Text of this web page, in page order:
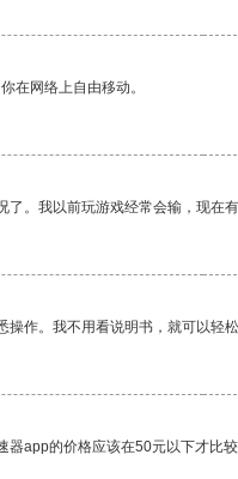
在网络上自由移动。
。我以前玩游戏经常会输，现在
作。我不用看说明书，就可以轻松
app的价格应该在50元以下才比较